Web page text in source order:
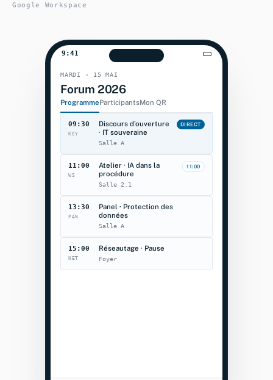
Google Workspace
9:41
MARDI · 15 MAI
Forum 2026
ProgrammeParticipantsMon QR
09:30
KEY
Discours d'ouverture
· IT souveraine
Salle A
DIRECT
11:00
WS
Atelier · IA dans la
procédure
Salle 2.1
11:00
13:30
PAN
Panel · Protection des
données
Salle A
15:00
NET
Réseautage · Pause
Foyer